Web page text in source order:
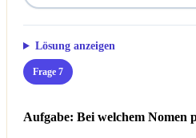
Lösung anzeigen
Frage 7
Aufgabe: Bei welchem Nomen